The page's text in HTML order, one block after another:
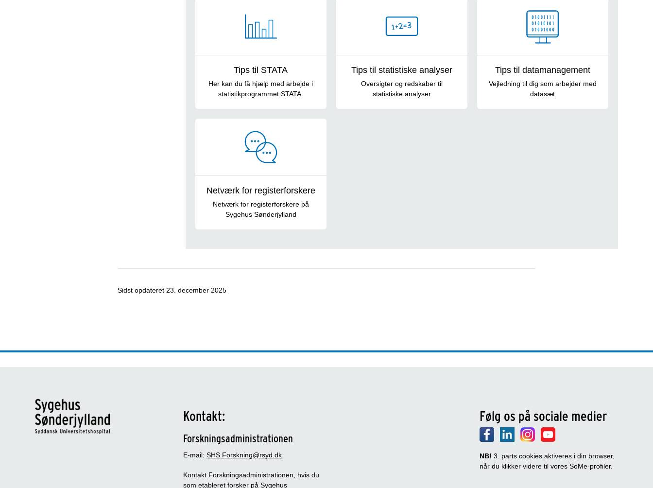
Tips til STATA
Her kan du få hjælp med arbejde i
statistikprogrammet STATA.
Tips til statistiske analyser
Oversigter og redskaber til
statistiske analyser
Tips til datamanagement
Vejledning til dig som arbejder med
datasæt
Netværk for registerforskere
Netværk for registerforskere på
Sygehus Sønderjylland
Sidst opdateret 23. december 2025
Kontakt:
Forskningsadministrationen
E-mail: SHS.Forskning@rsyd.dk
Kontakt Forskningsadministrationen, hvis du
som etableret forsker på Sygehus
Følg os på sociale medier
NB! 3. parts cookies aktiveres i din browser,
når du klikker videre til vores SoMe-profiler.